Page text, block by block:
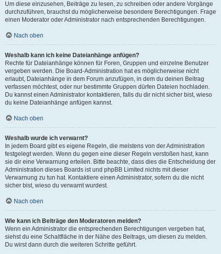
Um diese einzusehen, Beiträge zu lesen, zu schreiben oder andere Vorgänge
durchzuführen, brauchst du möglicherweise besondere Berechtigungen. Frage
einen Moderator oder Administrator nach entsprechenden Berechtigungen.
Nach oben
Weshalb kann ich keine Dateianhänge anfügen?
Rechte für Dateianhänge können für Foren, Gruppen und einzelne Benutzer
vergeben werden. Die Board-Administration hat es möglicherweise nicht
erlaubt, Dateianhänge in dem Forum anzufügen, in dem du deinen Beitrag
verfassen möchtest, oder nur bestimmte Gruppen dürfen Dateien hochladen.
Du kannst einen Administrator kontaktieren, falls du dir nicht sicher bist, wieso
du keine Dateianhänge anfügen kannst.
Nach oben
Weshalb wurde ich verwarnt?
In jedem Board gibt es eigene Regeln, die meistens von der Administration
festgelegt werden. Wenn du gegen eine dieser Regeln verstoßen hast, kann
sie dir eine Verwarnung erteilen. Bitte beachte, dass dies die Entscheidung der
Administration dieses Boards ist und phpBB Limited nichts mit dieser
Verwarnung zu tun hat. Kontaktiere einen Administrator, sofern du die nicht
sicher bist, wieso du verwarnt wurdest.
Nach oben
Wie kann ich Beiträge den Moderatoren melden?
Wenn ein Administrator die entsprechenden Berechtigungen vergeben hat,
siehst du eine Schaltfläche in der Nähe des Beitrags, um diesen zu melden.
Du wirst dann durch die weiteren Schritte geführt.